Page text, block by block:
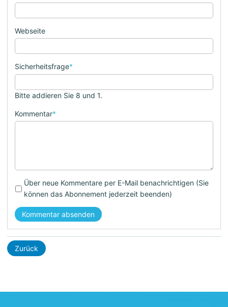
Webseite
Sicherheitsfrage*
Bitte addieren Sie 8 und 1.
Kommentar*
Über neue Kommentare per E-Mail benachrichtigen (Sie
können das Abonnement jederzeit beenden)
Kommentar absenden
Zurück